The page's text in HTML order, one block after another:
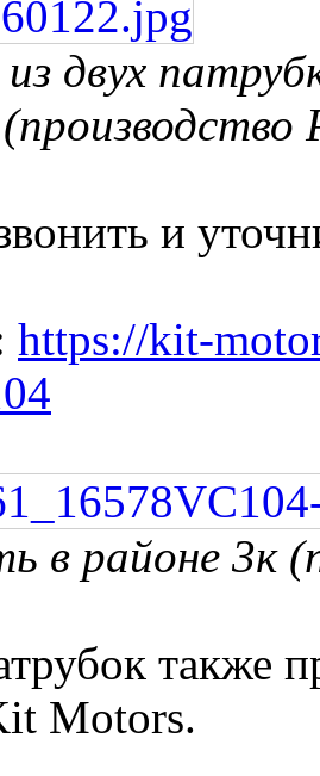
двух
и
https://kit-
в районе 3к
также
Motors.